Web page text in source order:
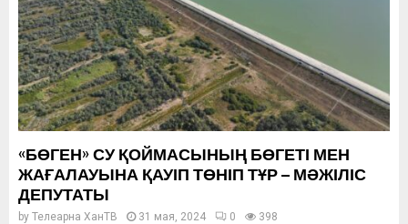
«БӨГЕН» СУ ҚОЙМАСЫНЫҢ БӨГЕТІ МЕН
ЖАҒАЛАУЫНА ҚАУІП ТӨНІП ТҰР – МӘЖІЛІС
ДЕПУТАТЫ
by Телеарна ХанТВ 31 мая, 2024 0 398